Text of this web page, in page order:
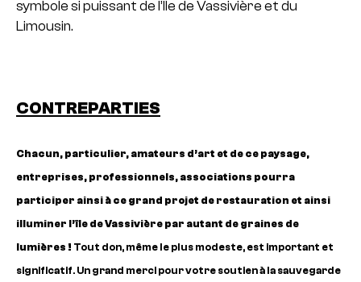
symbole si puissant de l’Île de Vassivière et du
Limousin.
CONTREPARTIES
Chacun, particulier, amateurs d’art et de ce paysage,
entreprises, professionnels, associations pourra
participer ainsi à ce grand projet de restauration et ainsi
illuminer l’île de Vassivière par autant de graines de
lumières ! Tout don, même le plus modeste, est important et
significatif. Un grand merci pour votre soutien à la sauvegarde